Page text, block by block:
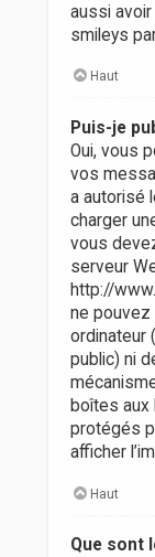
aussi
smileys
Haut
Puis-je
Oui, vous
vos
a autorisé
charger
vous
serveur
http://
ne
ordinateur
public) ni
boîtes aux
protégés
afficher
Haut
Que sont